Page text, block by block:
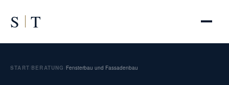
S T
START BERATUNG Fensterbau und Fassadenbau